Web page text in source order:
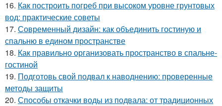
16. Как построить погреб при высоком уровне грунтовых
вод: практические советы
17. Современный дизайн: как объединить гостиную и
спальню в едином пространстве
18. Как правильно организовать пространство в спальне-
гостиной
19. Подготовь свой подвал к наводнению: проверенные
методы защиты
20. Способы откачки воды из подвала: от традиционных